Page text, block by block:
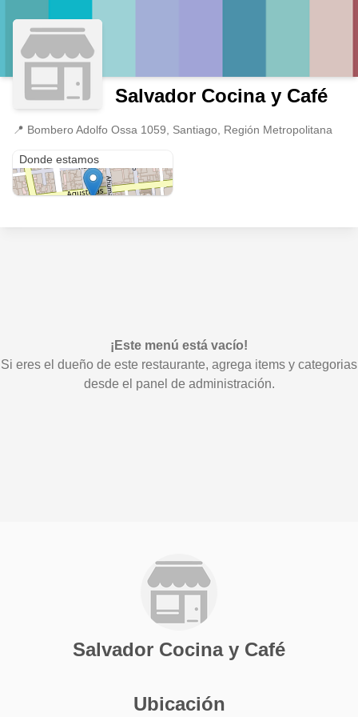
Salvador Cocina y Café
📍 Bombero Adolfo Ossa 1059, Santiago, Región Metropolitana
Donde estamos
¡Este menú está vacío!
Si eres el dueño de este restaurante, agrega items y categorias
desde el panel de administración.
Salvador Cocina y Café
Ubicación